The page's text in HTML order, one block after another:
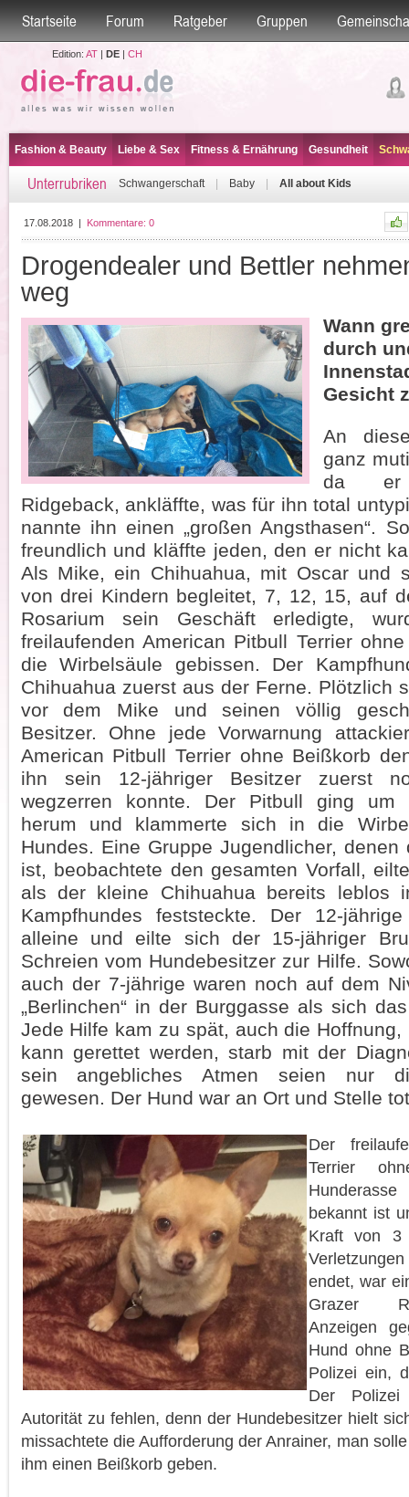
Startseite Forum Ratgeber Gruppen
Edition: AT| DE| CH
Fashion & Beauty Liebe & Sex Fitness & Ernährung Gesundheit
Unterrubriken Schwangerschaft| Baby All about Kids
17.08.2018| Kommentare: 0
Drogendealer und Bettler
weg
Wann
durch
Gesicht
An
ganz
da er
Ridgeback, ankläffte, was für ihn total
nannte ihn einen „großen Angsthasen“.
freundlich und kläffte jeden, den er nicht
Als Mike, ein Chihuahua, mit Oscar und
von drei Kindern begleitet, 7, 12, 15, auf
Rosarium sein Geschäft erledigte,
freilaufenden American Pitbull Terrier
die Wirbelsäule gebissen. Der
Chihuahua zuerst aus der Ferne. Plötzlich
vor dem Mike und seinen völlig
Besitzer. Ohne jede Vorwarnung
American Pitbull Terrier ohne Beißkorb
ihn sein 12-jähriger Besitzer zuerst
wegzerren konnte. Der Pitbull ging um
herum und klammerte sich in die
Hundes. Eine Gruppe Jugendlicher, denen
ist, beobachtete den gesamten Vorfall,
als der kleine Chihuahua bereits leblos
Kampfhundes feststeckte. Der 12-
alleine und eilte sich der 15-jähriger
Schreien vom Hundebesitzer zur Hilfe.
auch der 7-jährige waren noch auf dem
„Berlinchen“ in der Burggasse als sich
Jede Hilfe kam zu spät, auch die
kann gerettet werden, starb mit der
sein angebliches Atmen seien nur
gewesen. Der Hund war an Ort und Stelle
Der
Terrier
bekannt ist
Kraft von 3
endet, war
Grazer
Anzeigen
Hund ohne
Polizei ein,
Der
Autorität zu fehlen, denn der Hundebesitzer hielt
missachtete die Aufforderung der Anrainer, man
ihm einen Beißkorb geben.